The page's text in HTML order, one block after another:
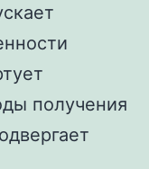
получения